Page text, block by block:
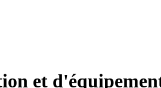
et